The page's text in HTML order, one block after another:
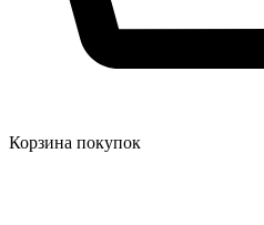
Корзина покупок